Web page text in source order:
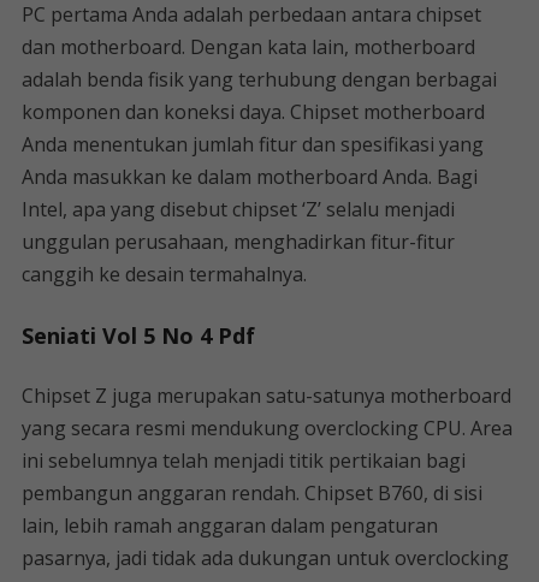
PC pertama Anda adalah perbedaan antara chipset
dan motherboard. Dengan kata lain, motherboard
adalah benda fisik yang terhubung dengan berbagai
komponen dan koneksi daya. Chipset motherboard
Anda menentukan jumlah fitur dan spesifikasi yang
Anda masukkan ke dalam motherboard Anda. Bagi
Intel, apa yang disebut chipset ‘Z’ selalu menjadi
unggulan perusahaan, menghadirkan fitur-fitur
canggih ke desain termahalnya.
Seniati Vol 5 No 4 Pdf
Chipset Z juga merupakan satu-satunya motherboard
yang secara resmi mendukung overclocking CPU. Area
ini sebelumnya telah menjadi titik pertikaian bagi
pembangun anggaran rendah. Chipset B760, di sisi
lain, lebih ramah anggaran dalam pengaturan
pasarnya, jadi tidak ada dukungan untuk overclocking